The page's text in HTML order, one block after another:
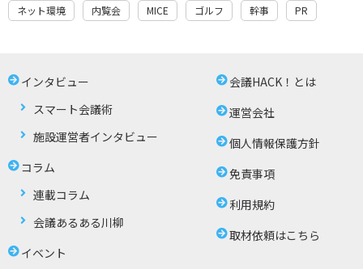
ネット環境 内覧会 MICE ゴルフ 幹事 PR
インタビュー
スマート会議術
施設運営者インタビュー
コラム
連載コラム
会議あるある川柳
イベント
会議HACK！とは
運営会社
個人情報保護方針
免責事項
利用規約
取材依頼はこちら